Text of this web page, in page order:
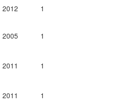
2012 1
2005 1
2011 1
2011 1